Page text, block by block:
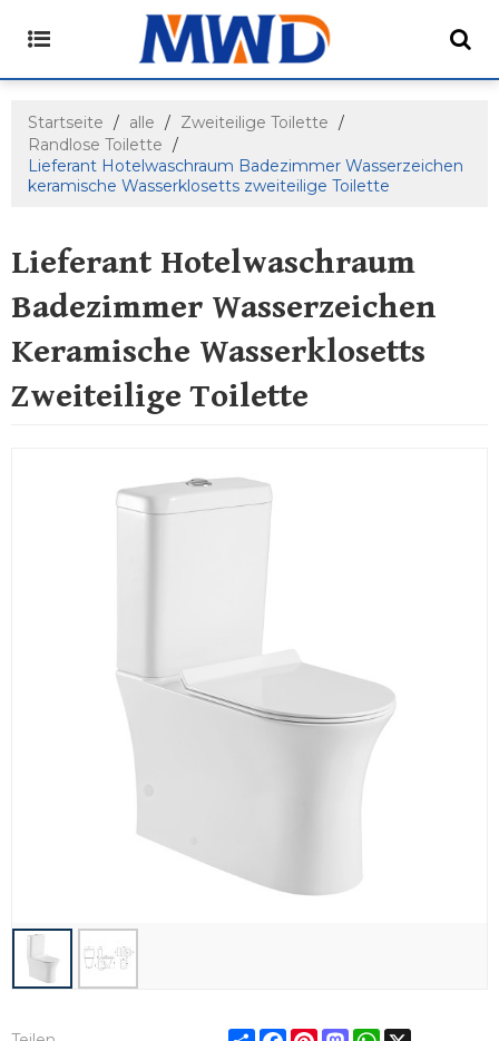
Startseite / alle / Zweiteilige Toilette /
Randlose Toilette /
Lieferant Hotelwaschraum Badezimmer Wasserzeichen
keramische Wasserklosetts zweiteilige Toilette
Lieferant Hotelwaschraum
Badezimmer Wasserzeichen
Keramische Wasserklosetts
Zweiteilige Toilette